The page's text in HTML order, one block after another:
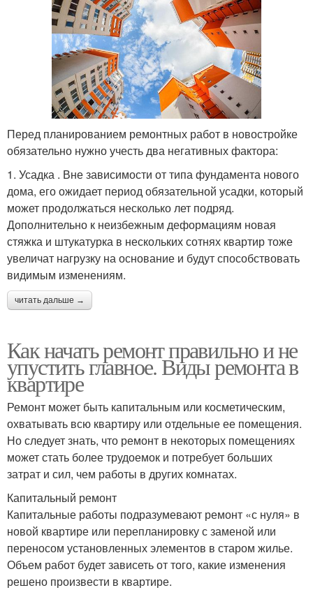
Перед планированием ремонтных работ в новостройке
обязательно нужно учесть два негативных фактора:
1. Усадка . Вне зависимости от типа фундамента нового
дома, его ожидает период обязательной усадки, который
может продолжаться несколько лет подряд.
Дополнительно к неизбежным деформациям новая
стяжка и штукатурка в нескольких сотнях квартир тоже
увеличат нагрузку на основание и будут способствовать
видимым изменениям.
читать дальше →
Как начать ремонт правильно и не
упустить главное. Виды ремонта в
квартире
Ремонт может быть капитальным или косметическим,
охватывать всю квартиру или отдельные ее помещения.
Но следует знать, что ремонт в некоторых помещениях
может стать более трудоемок и потребует больших
затрат и сил, чем работы в других комнатах.
Капитальный ремонт
Капитальные работы подразумевают ремонт «с нуля» в
новой квартире или перепланировку с заменой или
переносом установленных элементов в старом жилье.
Объем работ будет зависеть от того, какие изменения
решено произвести в квартире.